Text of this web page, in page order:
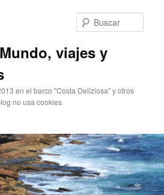
viajes y
en el barco "Costa Deliziosa" y otros
no usa cookies